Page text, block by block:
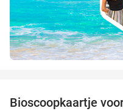
Bioscoopkaartje